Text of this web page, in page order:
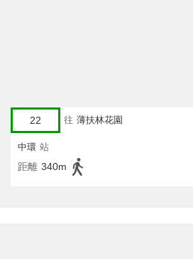
22 往 薄扶林花園
中環 站
距離 340m